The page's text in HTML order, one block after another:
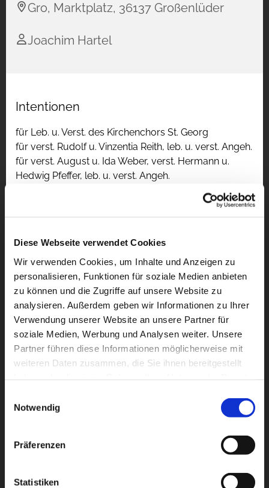
Diese Webseite verwendet Cookies
Wir verwenden Cookies, um Inhalte und Anzeigen zu
personalisieren, Funktionen für soziale Medien anbieten
zu können und die Zugriffe auf unsere Website zu
analysieren. Außerdem geben wir Informationen zu Ihrer
Verwendung unserer Website an unsere Partner für
soziale Medien, Werbung und Analysen weiter. Unsere
Partner führen diese Informationen möglicherweise mit
weiteren Daten zusammen, die Sie ihnen bereitgestellt
Notwendig
Präferenzen
Statistiken
Gro, Marktplatz, 36137 Großenlüder
Joachim Hartel
Intentionen
für Leb. u. Verst. des Kirchenchors St. Georg
für verst. Rudolf u. Vinzentia Reith, leb. u. verst. Angeh.
für verst. August u. Ida Weber, verst. Hermann u.
Hedwig Pfeffer, leb. u. verst. Angeh.